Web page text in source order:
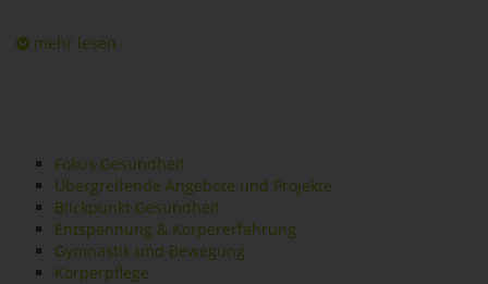
mehr lesen
Fokus Gesundheit
Übergreifende Angebote und Projekte
Blickpunkt Gesundheit
Entspannung & Körpererfahrung
Gymnastik und Bewegung
Körperpflege